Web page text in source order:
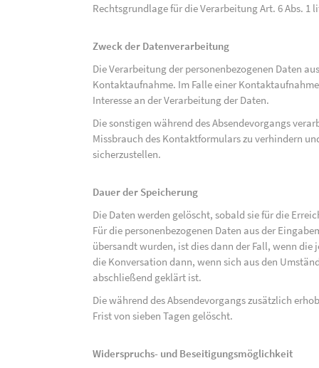
Rechtsgrundlage für die Verarbeitung Art. 6 Abs. 1
Zweck der Datenverarbeitung
Die Verarbeitung der personenbezogenen Daten
Kontaktaufnahme. Im Falle einer
Interesse an der Verarbeitung der Daten.
Die sonstigen während des Absendevorgangs
Missbrauch des Kontaktformulars zu verhindern
sicherzustellen.
Dauer der Speicherung
Die Daten werden gelöscht, sobald sie für die
Für die personenbezogenen Daten aus der
übersandt wurden, ist dies dann der Fall, wenn
die Konversation dann, wenn sich aus den
abschließend geklärt ist.
Die während des Absendevorgangs zusätzlich
Frist von sieben Tagen gelöscht.
Widerspruchs- und Beseitigungsmöglichkeit